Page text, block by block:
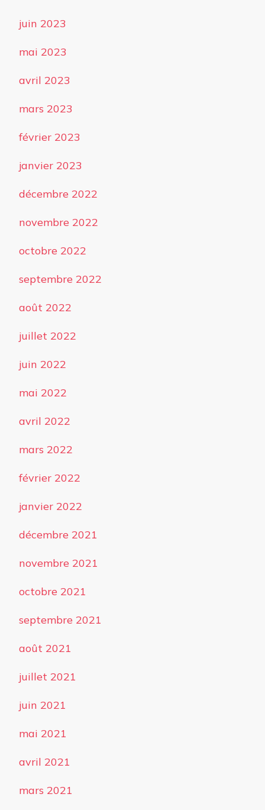
juin 2023
mai 2023
avril 2023
mars 2023
février 2023
janvier 2023
décembre 2022
novembre 2022
octobre 2022
septembre 2022
août 2022
juillet 2022
juin 2022
mai 2022
avril 2022
mars 2022
février 2022
janvier 2022
décembre 2021
novembre 2021
octobre 2021
septembre 2021
août 2021
juillet 2021
juin 2021
mai 2021
avril 2021
mars 2021